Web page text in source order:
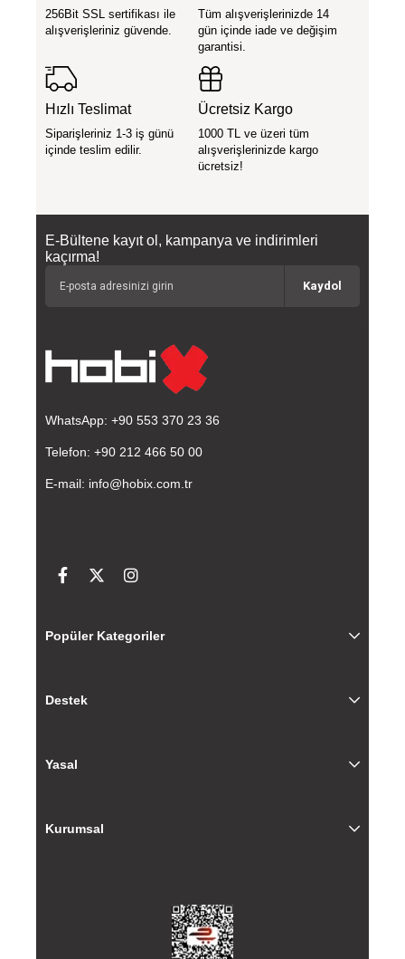
256Bit SSL sertifikası ile
alışverişleriniz güvende.
Tüm alışverişlerinizde 14
gün içinde iade ve değişim
garantisi.
Hızlı Teslimat
Siparişleriniz 1-3 iş günü
içinde teslim edilir.
Ücretsiz Kargo
1000 TL ve üzeri tüm
alışverişlerinizde kargo
ücretsiz!
E-Bültene kayıt ol, kampanya ve indirimleri
kaçırma!
Kaydol
WhatsApp: +90 553 370 23 36
Telefon: +90 212 466 50 00
E-mail: info@hobix.com.tr
Popüler Kategoriler
Destek
Yasal
Kurumsal